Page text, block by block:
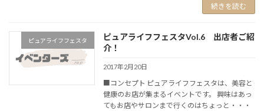
続きを読む
ピュアライフフェスタ
ピュアライフフェスタVol.6 出店者ご紹
介！
2017年2月20日
■コンセプト ピュアライフフェスタは、美容と
健康のお店が集まるイベントです。 興味はあっ
てもお店やサロンまで行くのはちょっと・・・